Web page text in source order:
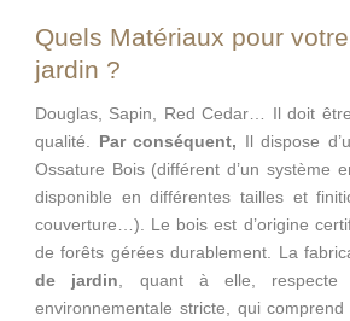
Quels Matériaux pour
jardin ?
Douglas, Sapin, Red Cedar… Il doit
qualité. Par conséquent, Il dispose
Ossature Bois (différent d’un système
disponible en différentes tailles et
couverture…). Le bois est d’origine
de forêts gérées durablement. La
de jardin , quant à elle, respecte
environnementale stricte, qui